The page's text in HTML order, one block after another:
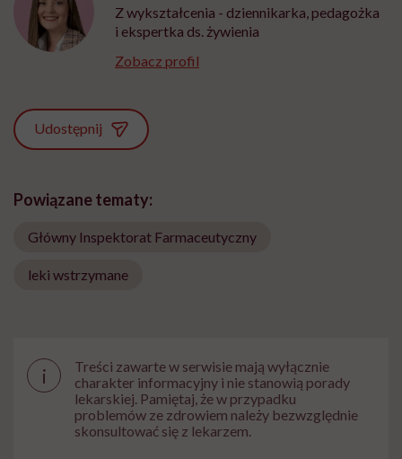
Z wykształcenia - dziennikarka, pedagożka
i ekspertka ds. żywienia
Zobacz profil
Udostępnij
Powiązane tematy:
Główny Inspektorat Farmaceutyczny
leki wstrzymane
i
Treści zawarte w serwisie mają wyłącznie
charakter informacyjny i nie stanowią porady
lekarskiej. Pamiętaj, że w przypadku
problemów ze zdrowiem należy bezwzględnie
skonsultować się z lekarzem.